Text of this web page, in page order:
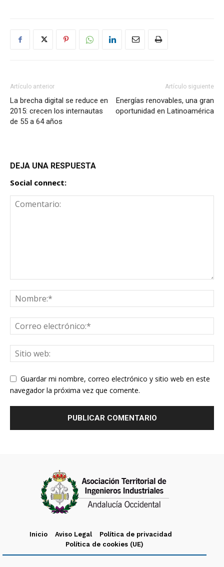
Artículo anterior
La brecha digital se reduce en
2015: crecen los internautas
de 55 a 64 años
Artículo siguiente
Energías renovables, una gran
oportunidad en Latinoamérica
DEJA UNA RESPUESTA
Social connect:
Guardar mi nombre, correo electrónico y sitio web en este
navegador la próxima vez que comente.
Inicio Aviso Legal
Política de privacidad
Política de cookies (UE)